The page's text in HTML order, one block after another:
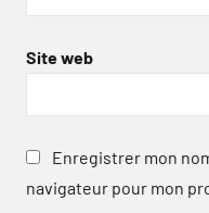
Site web
Enregistrer mon
navigateur pour mon